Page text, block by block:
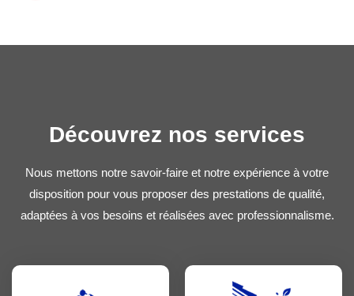
Découvrez nos services
Nous mettons notre savoir-faire et notre expérience à votre
disposition pour vous proposer des prestations de qualité,
adaptées à vos besoins et réalisées avec professionnalisme.